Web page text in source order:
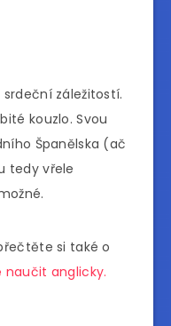
záležitostí.
kouzlo. Svou
Španělska (ač
tedy vřele
si také o
naučit anglicky.